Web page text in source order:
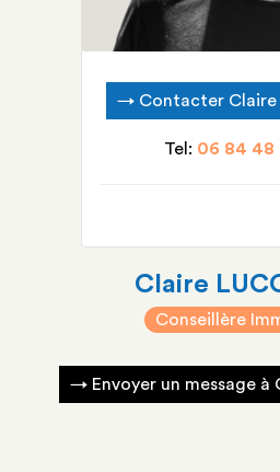
→Contacter Claire
Tel: 06 84 48
Claire
Conseillère
→ Envoyer un message à